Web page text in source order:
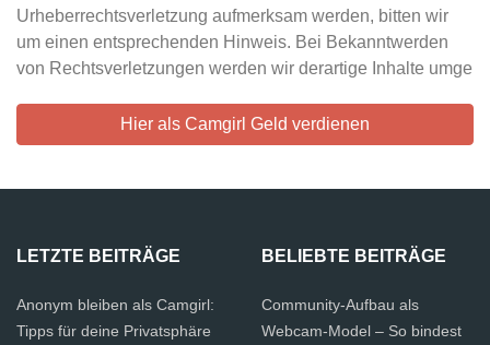
Hier als Camgirl Geld verdienen
Urheberrechtsverletzung aufmerksam werden, bitten wir
um einen entsprechenden Hinweis. Bei Bekanntwerden
von Rechtsverletzungen werden wir derartige Inhalte umge
LETZTE BEITRÄGE
Anonym bleiben als Camgirl:
Tipps für deine Privatsphäre
BELIEBTE BEITRÄGE
Community-Aufbau als
Webcam-Model – So bindest